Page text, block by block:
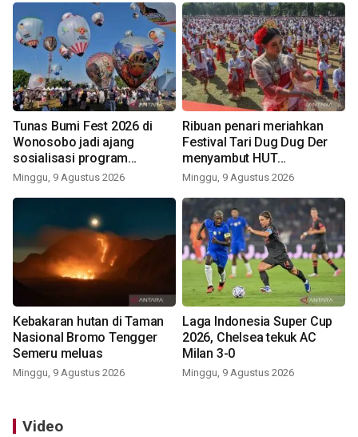
Tunas Bumi Fest 2026 di
Wonosobo jadi ajang
sosialisasi program
pemerintah lewat balon
Minggu, 9 Agustus 2026
Ribuan penari meriahkan
Festival Tari Dug Dug Der
menyambut HUT
Kemerdekaan
Minggu, 9 Agustus 2026
Kebakaran hutan di Taman
Nasional Bromo Tengger
Semeru meluas
Minggu, 9 Agustus 2026
Laga Indonesia Super Cup
2026, Chelsea tekuk AC
Milan 3-0
Minggu, 9 Agustus 2026
Video